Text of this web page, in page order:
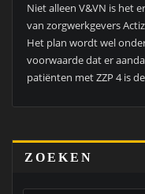
Niet alleen V&VN is het
van zorgwerkgevers
Het plan wordt wel
voorwaarde dat er
patiënten met ZZP 4 is
ZOEKEN